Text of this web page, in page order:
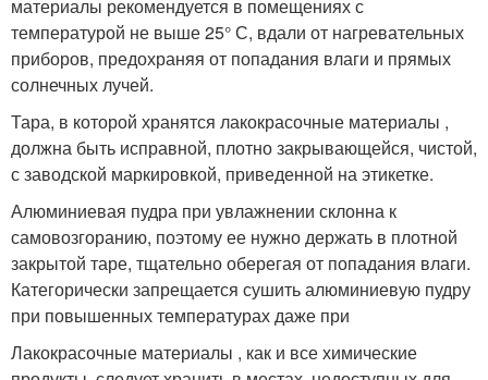
материалы рекомендуется в помещениях с
температурой не выше 25° С, вдали от нагревательных
приборов, предохраняя от попадания влаги и прямых
солнечных лучей.
Тара, в которой хранятся лакокрасочные материалы ,
должна быть исправной, плотно закрывающейся, чистой,
с заводской маркировкой, приведенной на этикетке.
Алюминиевая пудра при увлажнении склонна к
самовозгоранию, поэтому ее нужно держать в плотной
закрытой таре, тщательно оберегая от попадания влаги.
Категорически запрещается сушить алюминиевую пудру
при повышенных температурах даже при
Лакокрасочные материалы , как и все химические